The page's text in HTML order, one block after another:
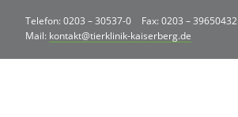
Telefon: 0203 – 30537-0
Fax: 0203 – 39650432
Mail: kontakt@tierklinik-kaiserberg.de